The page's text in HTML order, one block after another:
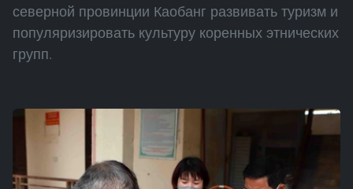
северной провинции Каобанг развивать туризм и
популяризировать культуру коренных этнических
групп.